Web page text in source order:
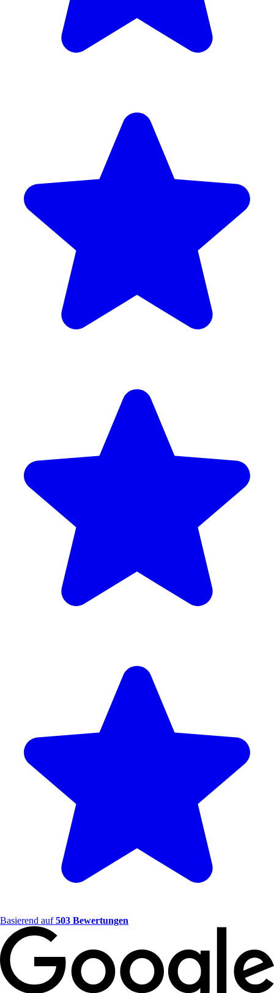
Basierend auf503 Bewertungen